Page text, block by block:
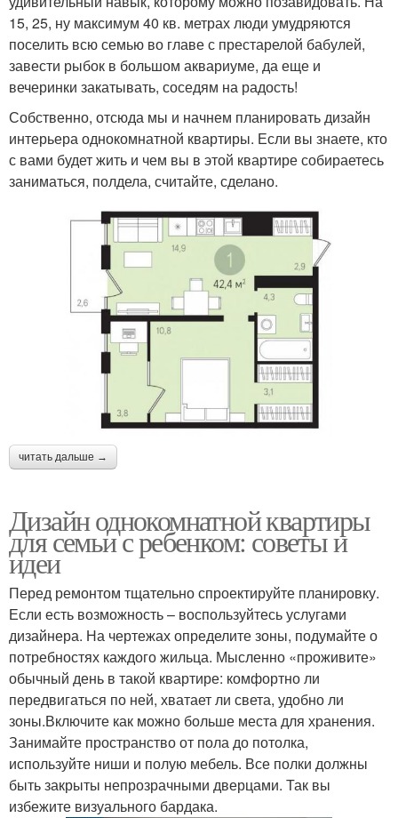
15, 25, ну максимум 40 кв. метрах люди умудряются
поселить всю семью во главе с престарелой бабулей,
завести рыбок в большом аквариуме, да еще и
вечеринки закатывать, соседям на радость!
Собственно, отсюда мы и начнем планировать дизайн
интерьера однокомнатной квартиры. Если вы знаете, кто
с вами будет жить и чем вы в этой квартире собираетесь
заниматься, полдела, считайте, сделано.
читать дальше →
Дизайн однокомнатной квартиры
для семьи с ребенком: советы и
идеи
Перед ремонтом тщательно спроектируйте планировку.
Если есть возможность – воспользуйтесь услугами
дизайнера. На чертежах определите зоны, подумайте о
потребностях каждого жильца. Мысленно «проживите»
обычный день в такой квартире: комфортно ли
передвигаться по ней, хватает ли света, удобно ли
зоны.Включите как можно больше места для хранения.
Занимайте пространство от пола до потолка,
используйте ниши и полую мебель. Все полки должны
быть закрыты непрозрачными дверцами. Так вы
избежите визуального бардака.